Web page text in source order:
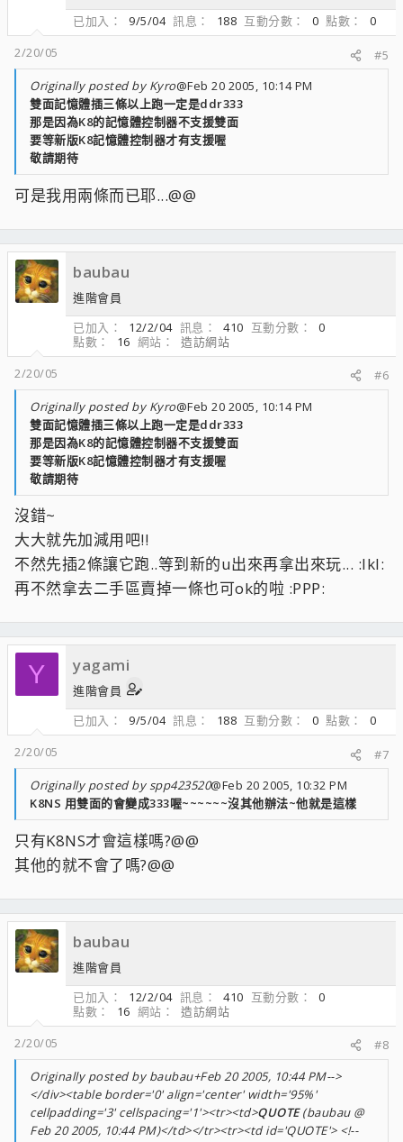
已加入
9/5/04 訊息 188 互動分數 0 點數
0
2/20/05
#5
Originally posted by Kyro@Feb 20 2005, 10:14 PM
雙面記憶體插三條以上跑一定是ddr333
那是因為K8的記憶體控制器不支援雙面
要等新版K8記憶體控制器才有支援喔
敬請期待
可是我用兩條而已耶...@@
baubau
進階會員
已加入
12/2/04 訊息 410 互動分數
0
點數
16 網站
造訪網站
2/20/05
#6
Originally posted by Kyro@Feb 20 2005, 10:14 PM
雙面記憶體插三條以上跑一定是ddr333
那是因為K8的記憶體控制器不支援雙面
要等新版K8記憶體控制器才有支援喔
敬請期待
沒錯~
大大就先加減用吧!!
不然先插2條讓它跑..等到新的u出來再拿出來玩... :lkl:
再不然拿去二手區賣掉一條也可ok的啦 :PPP:
Y yagami
進階會員
已加入
9/5/04 訊息 188 互動分數 0 點數
0
2/20/05
#7
Originally posted by spp423520@Feb 20 2005, 10:32 PM
K8NS 用雙面的會變成333喔~~~~~~沒其他辦法~他就是這樣
只有K8NS才會這樣嗎?@@
其他的就不會了嗎?@@
baubau
進階會員
已加入
12/2/04 訊息 410 互動分數
0
點數
16 網站
造訪網站
2/20/05
#8
Originally posted by baubau+Feb 20 2005, 10:44 PM-->
</div><table border='0' align='center' width='95%'
cellpadding='3' cellspacing='1'><tr><td>QUOTE(baubau @
Feb 20 2005, 10:44 PM)</td></tr><tr><td id='QUOTE'> <!--